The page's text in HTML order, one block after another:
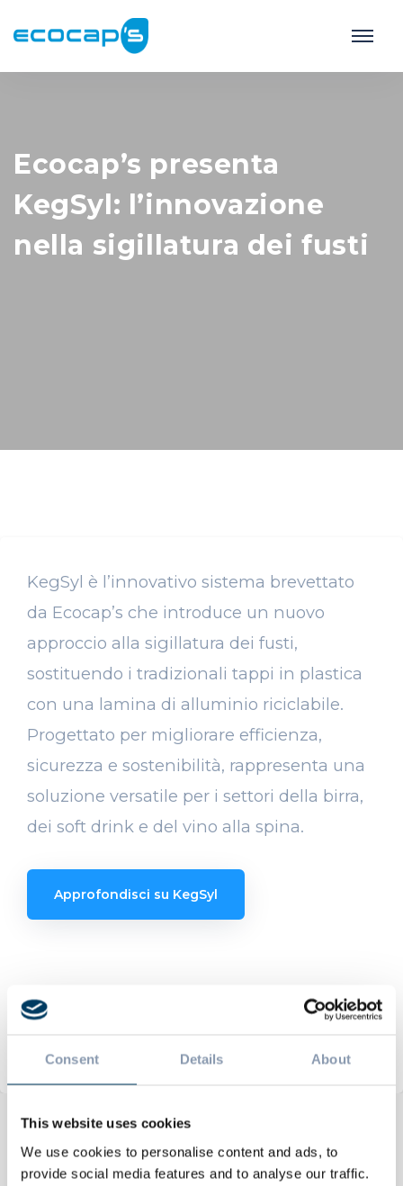
Consent Details About
This website uses cookies
We use cookies to personalise content and ads, to
provide social media features and to analyse our traffic.
Ecocap’s presenta
KegSyl: l’innovazione
nella sigillatura dei fusti
KegSyl è l’innovativo sistema brevettato
da Ecocap’s che introduce un nuovo
approccio alla sigillatura dei fusti,
sostituendo i tradizionali tappi in plastica
con una lamina di alluminio riciclabile.
Progettato per migliorare efficienza,
sicurezza e sostenibilità, rappresenta una
soluzione versatile per i settori della birra,
dei soft drink e del vino alla spina.
Approfondisci su KegSyl
Related Posts